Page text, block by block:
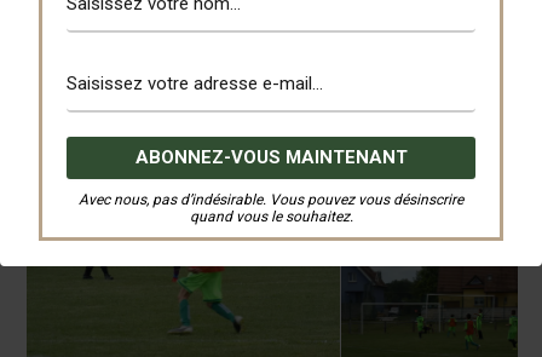
Avec nous, pas d’indésirable. Vous pouvez vous désinscrire
quand vous le souhaitez.